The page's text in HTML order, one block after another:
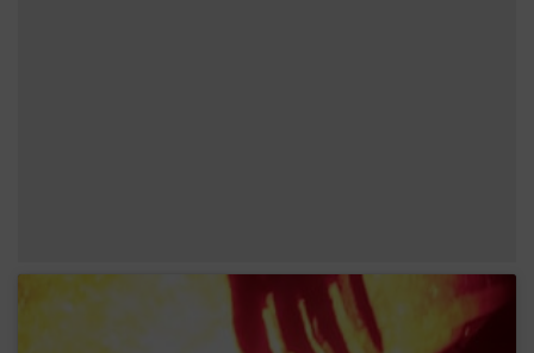
τις λεγόμενες πλατφόρμες.
The Platforms Project is an international